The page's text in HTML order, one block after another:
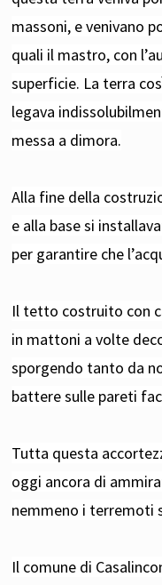
massoni, e venivano
quali il mastro, con
superficie. La terra
legava
messa a dimora.
Alla fine della
e alla base si
per garantire che
Il tetto costruito con
in mattoni a volte
sporgendo tanto da
battere sulle pareti
Tutta questa
oggi ancora di
nemmeno i terremoti
Il comune di